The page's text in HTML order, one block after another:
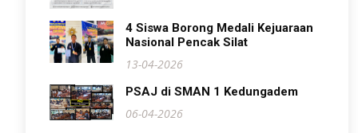
4 Siswa Borong Medali Kejuaraan
Nasional Pencak Silat
13-04-2026
PSAJ di SMAN 1 Kedungadem
06-04-2026